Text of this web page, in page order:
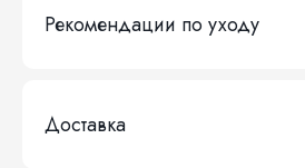
Рекомендации по уходу
Доставка